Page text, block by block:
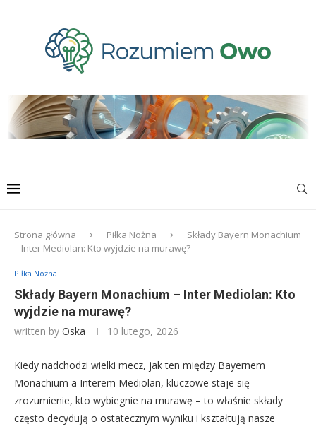
Strona główna Piłka Nożna
Składy Bayern Monachium
– Inter Mediolan: Kto wyjdzie na murawę?
Piłka Nożna
Składy Bayern Monachium – Inter Mediolan: Kto
wyjdzie na murawę?
written by Oska 10 lutego, 2026
Kiedy nadchodzi wielki mecz, jak ten między Bayernem
Monachium a Interem Mediolan, kluczowe staje się
zrozumienie, kto wybiegnie na murawę – to właśnie składy
często decydują o ostatecznym wyniku i kształtują nasze